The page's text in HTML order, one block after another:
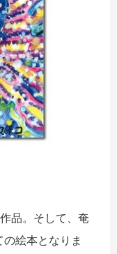
品。そして、奄
絵本となりま